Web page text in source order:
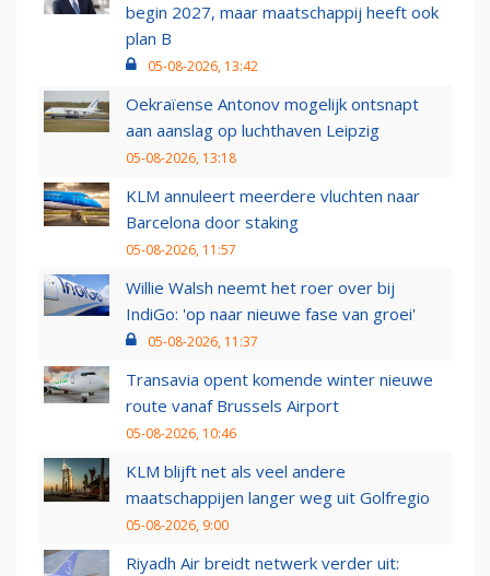
begin 2027, maar maatschappij heeft ook
plan B
05-08-2026, 13:42
Oekraïense Antonov mogelijk ontsnapt
aan aanslag op luchthaven Leipzig
05-08-2026, 13:18
KLM annuleert meerdere vluchten naar
Barcelona door staking
05-08-2026, 11:57
Willie Walsh neemt het roer over bij
IndiGo: 'op naar nieuwe fase van groei'
05-08-2026, 11:37
Transavia opent komende winter nieuwe
route vanaf Brussels Airport
05-08-2026, 10:46
KLM blijft net als veel andere
maatschappijen langer weg uit Golfregio
05-08-2026, 9:00
Riyadh Air breidt netwerk verder uit: